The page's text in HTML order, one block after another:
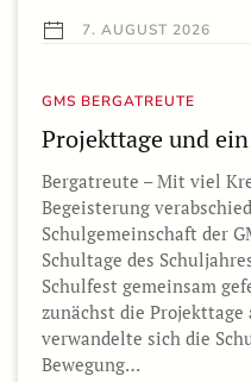
7. AUGUST 2026
GMS BERGATREUTE
Projekttage und
Bergatreute – Mit viel
Begeisterung
Schulgemeinschaft der
Schultage des
Schulfest gemeinsam
zunächst die Projekttage
verwandelte sich die
Bewegung…